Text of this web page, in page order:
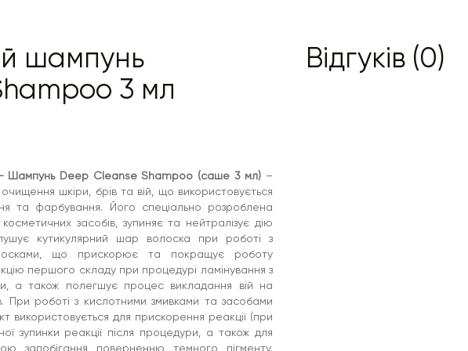
волоски
- 7,6.
дію
хімічні реакції
поверненню
працює на 30-
процес
видаляє та
засобів та
умови для
забезпечуючи
кутикулу сивих
процес
та води на
шампунь
3 мл
– Шампунь Deep Cleanse Shampoo (саше 3 мл) –
шкіри, брів та вій, що використовується
та фарбування. Його спеціально розроблена
засобів, зупиняє та нейтралізує дію
кутикулярний шар волоска при роботі з
що прискорює та покращує роботу
першого складу при процедурі ламінування з
а також полегшує процес викладання вій на
При роботі з кислотними змивками та засобами
використовується для прискорення реакції (при
зупинки реакції після процедури, а також для
запобігання поверненню темного пігменту.
Відгуків (0)